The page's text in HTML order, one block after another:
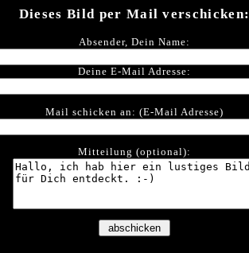
Dieses Bild per Mail verschicken:
Absender, Dein Name:
Deine E-Mail Adresse:
Mail schicken an: (E-Mail Adresse)
Mitteilung (optional):